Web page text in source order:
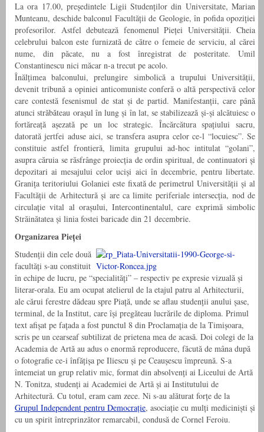
La ora 17.00, președintele Ligii Studenților din Universitate, Marian
Munteanu, deschide balconul Facultății de Geologie, în pofida opoziției
profesorilor. Astfel debutează fenomenul Pieței Universității. Cheia
celebrului balcon este furnizată de către o femeie de serviciu, al cărei
nume, din păcate, nu a fost înregistrat de posteritate. Umil
Constantinescu nici măcar n-a trecut pe acolo.
Înălțimea balconului, prelungire simbolică a trupului Universității,
devenit tribună a opiniei anticomuniste conferă o altă perspectivă celor
care contestă fesenismul de stat și de partid. Manifestanții, care până
atunci străbăteau orașul în lung și în lat, se stabilizează și-și alcătuiesc o
fortăreață așezată pe un loc strategic. Încărcătura spațiului sacru,
datorată jertfei aduse aici, se transfera asupra celor ce-l “locuiesc”. Se
constituie astfel frontieră, limita grupului ad-hoc intitulat “golani”,
asupra căruia se răsfrânge proiecția de ordin spiritual, de continuatori și
depozitari ai mesajului celor uciși aici în decembrie, pentru libertate.
Granița teritoriului Golaniei este fixată de perimetrul Universității și al
Facultății de Arhitectură și are ca limite periferiale intersecția, nod de
circulație vital al orașului, Intercontinentalul, care exprimă simbolic
Străinătatea și linia fostei baricade din 21 decembrie.
Organizarea Pieței
Studenții din cele două
facultăți s-au constituit
în echipe de lucru, pe “specialități” – respectiv pe expresie vizuală și
literar-orala. Eu am ocupat atelierul de la etajul patru al Arhitecturii,
ale cărui ferestre dădeau spre Piață, unde se aflau studenții anului șase,
terminal, de la Institut, care își pregăteau lucrările de diploma. Primul
text afișat pe fațada a fost punctul 8 din Proclamația de la Timișoara,
scris pe un cearseaf subtilizat de prietena mea de acasă. Doi colegi de la
Academia de Artă au adus o enormă reproducere, făcută de mâna după
o fotografie ce-i înfățișa pe Iliescu și pe Ceaușescu împreună. S-a
întemeiat un grup relativ mic, format din absolvenți ai Liceului de Artă
N. Tonitza, studenți ai Academiei de Artă și ai Institutului de
Arhitectură. Cu totul, eram cam zece. Ni s-au alăturat forțe de la
Grupul Independent pentru Democrație, asociație cu mulți mediciniști și
cu un spirit întreprinzător remarcabil, condusă de Cornel Feroiu.